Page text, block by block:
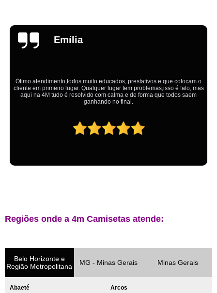
Emília
Ótimo atendimento,todos muito educados, prestativos e que colocam o
cliente em primeiro lugar. Qualquer lugar tem problemas,isso é fato, mas
aqui na 4M tudo é resolvido com calma e de forma que todos saem
ganhando no final.
Regiões onde a 4m Camisetas atende:
Belo Horizonte e
Região Metropolitana
MG - Minas Gerais Minas Gerais
Abaeté Arcos